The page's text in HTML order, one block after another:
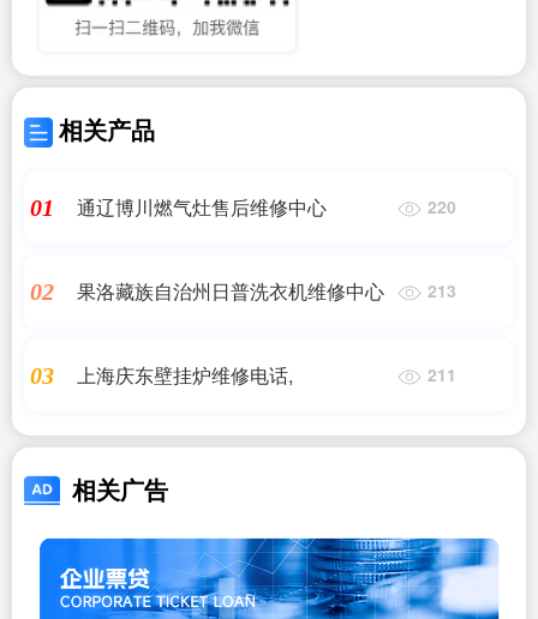
相关产品
01 通辽博川燃气灶售后维修中心 220
02 果洛藏族自治州日普洗衣机维修中心 213
03 上海庆东壁挂炉维修电话, 211
相关广告